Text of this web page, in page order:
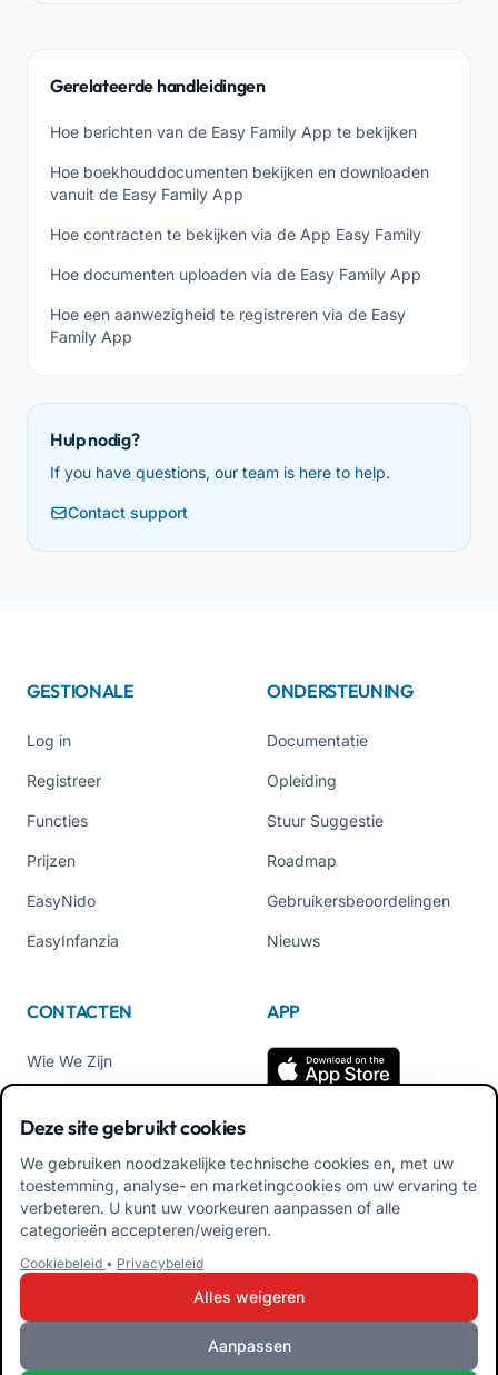
Gerelateerde handleidingen
Hoe berichten van de Easy Family App te bekijken
Hoe boekhouddocumenten bekijken en downloaden
vanuit de Easy Family App
Hoe contracten te bekijken via de App Easy Family
Hoe documenten uploaden via de Easy Family App
Hoe een aanwezigheid te registreren via de Easy
Family App
Hulp nodig?
If you have questions, our team is here to help.
Contact support
GESTIONALE
Log in
Registreer
Functies
Prijzen
EasyNido
EasyInfanzia
ONDERSTEUNING
Documentatie
Opleiding
Stuur Suggestie
Roadmap
Gebruikersbeoordelingen
Nieuws
CONTACTEN
Wie We Zijn
Tel +39 02 84152514
APP
Download APK Familiale
App
Download APK Educator
Deze site gebruikt cookies
We gebruiken noodzakelijke technische cookies en, met uw
toestemming, analyse- en marketingcookies om uw ervaring te
verbeteren. U kunt uw voorkeuren aanpassen of alle
categorieën accepteren/weigeren.
Cookiebeleid • Privacybeleid
Alles weigeren
Aanpassen